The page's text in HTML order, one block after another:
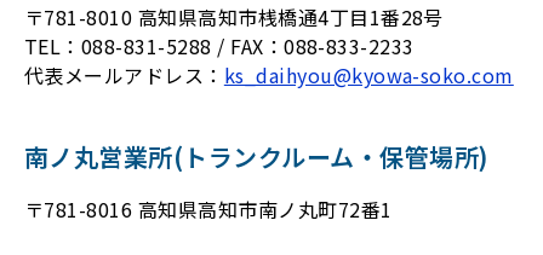
〒781-8010 高知県高知市桟橋通4丁目1番28号
TEL：088-831-5288 / FAX：088-833-2233
代表メールアドレス： ks_daihyou@kyowa-soko.com
南ノ丸営業所(トランクルーム・保管場所)
〒781-8016 高知県高知市南ノ丸町72番1